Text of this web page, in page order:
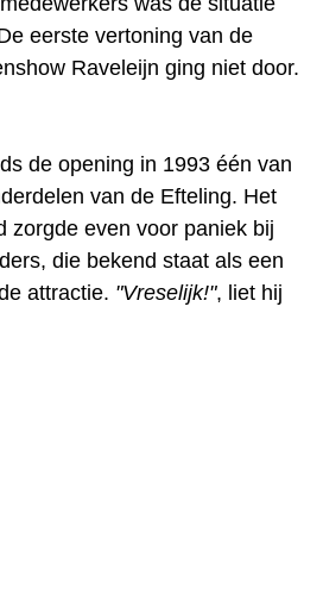
eerste vertoning van de
Raveleijn ging niet door.
de opening in 1993 één van
van de Efteling. Het
zorgde even voor paniek bij
die bekend staat als een
attractie. "Vreselijk!", liet hij